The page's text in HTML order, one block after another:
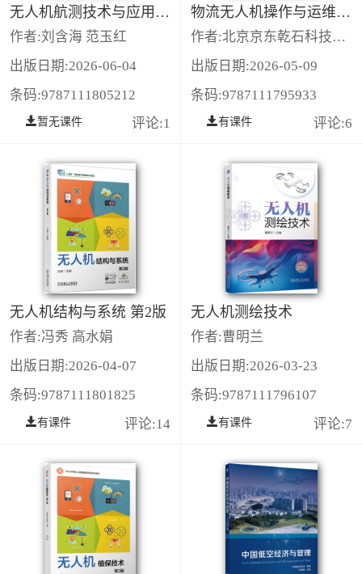
无人机航测技术与应用 第2版
作者:刘含海 范玉红
出版日期:2026-06-04
条码:9787111805212
暂无课件 评论:1
物流无人机操作与运维（高级）
作者:北京京东乾石科技有限公司
出版日期:2026-05-09
条码:9787111795933
有课件 评论:6
无人机结构与系统 第2版
作者:冯秀 高水娟
出版日期:2026-04-07
条码:9787111801825
有课件 评论:14
无人机测绘技术
作者:曹明兰
出版日期:2026-03-23
条码:9787111796107
有课件 评论:7